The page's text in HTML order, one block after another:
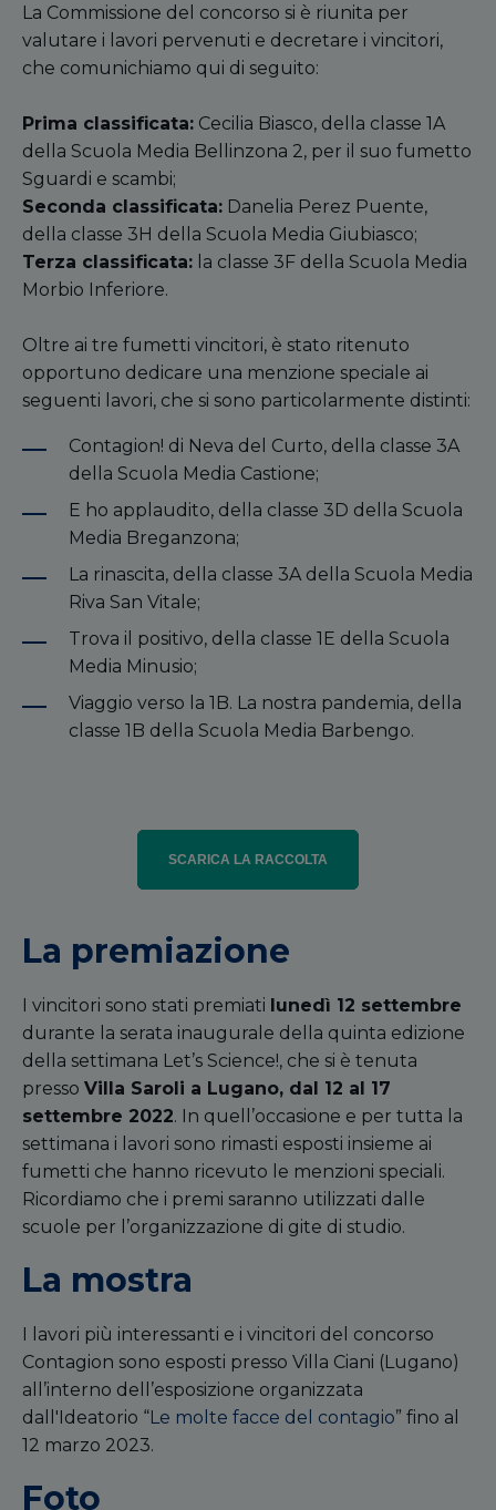
La Commissione del concorso si è riunita per
valutare i lavori pervenuti e decretare i vincitori,
che comunichiamo qui di seguito:
Prima classificata: Cecilia Biasco, della classe 1A
della Scuola Media Bellinzona 2, per il suo fumetto
Sguardi e scambi;
Seconda classificata: Danelia Perez Puente,
della classe 3H della Scuola Media Giubiasco;
Terza classificata: la classe 3F della Scuola Media
Morbio Inferiore.
Oltre ai tre fumetti vincitori, è stato ritenuto
opportuno dedicare una menzione speciale ai
seguenti lavori, che si sono particolarmente distinti:
Contagion! di Neva del Curto, della classe 3A
della Scuola Media Castione;
E ho applaudito, della classe 3D della Scuola
Media Breganzona;
La rinascita, della classe 3A della Scuola Media
Riva San Vitale;
Trova il positivo, della classe 1E della Scuola
Media Minusio;
Viaggio verso la 1B. La nostra pandemia, della
classe 1B della Scuola Media Barbengo.
SCARICA LA RACCOLTA
La premiazione
I vincitori sono stati premiati lunedì 12 settembre
durante la serata inaugurale della quinta edizione
della settimana Let’s Science!, che si è tenuta
presso Villa Saroli a Lugano, dal 12 al 17
settembre 2022. In quell’occasione e per tutta la
settimana i lavori sono rimasti esposti insieme ai
fumetti che hanno ricevuto le menzioni speciali.
Ricordiamo che i premi saranno utilizzati dalle
scuole per l’organizzazione di gite di studio.
La mostra
I lavori più interessanti e i vincitori del concorso
Contagion sono esposti presso Villa Ciani (Lugano)
all’interno dell’esposizione organizzata
dall'Ideatorio “Le molte facce del contagio” fino al
12 marzo 2023.
Foto